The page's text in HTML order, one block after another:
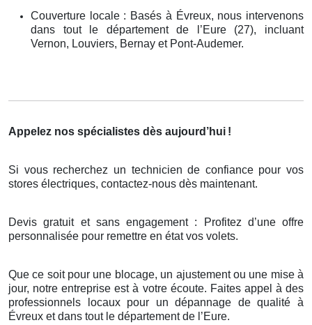
Couverture locale : Basés à Évreux, nous intervenons
dans tout le département de l’Eure (27), incluant
Vernon, Louviers, Bernay et Pont-Audemer.
Appelez nos spécialistes dès aujourd’hui !
Si vous recherchez un technicien de confiance pour vos
stores électriques, contactez-nous dès maintenant.
Devis gratuit et sans engagement : Profitez d’une offre
personnalisée pour remettre en état vos volets.
Que ce soit pour une blocage, un ajustement ou une mise à
jour, notre entreprise est à votre écoute. Faites appel à des
professionnels locaux pour un dépannage de qualité à
Évreux et dans tout le département de l’Eure.